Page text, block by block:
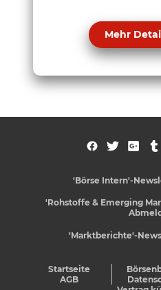
Mehr
'Börse Intern'-
'Rohstoffe & Emerging
'Marktberichte'-
Startseite
AGB